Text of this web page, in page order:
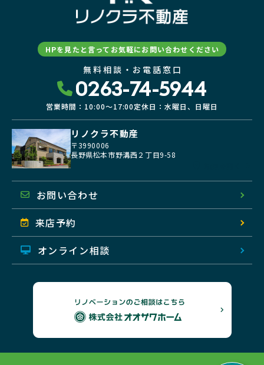
HPを見たと言ってお気軽にお問い合わせください
無料相談・お電話窓口
0263-74-5944
営業時間：10:00〜17:00定休日：水曜日、日曜日
リノクラ不動産
〒3990006
長野県松本市野溝西２丁目9-58
お問い合わせ
来店予約
オンライン相談